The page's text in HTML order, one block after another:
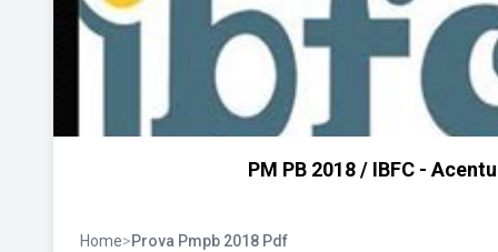
PM PB 2018 / IBFC -
Home>Prova Pmpb 2018 Pdf